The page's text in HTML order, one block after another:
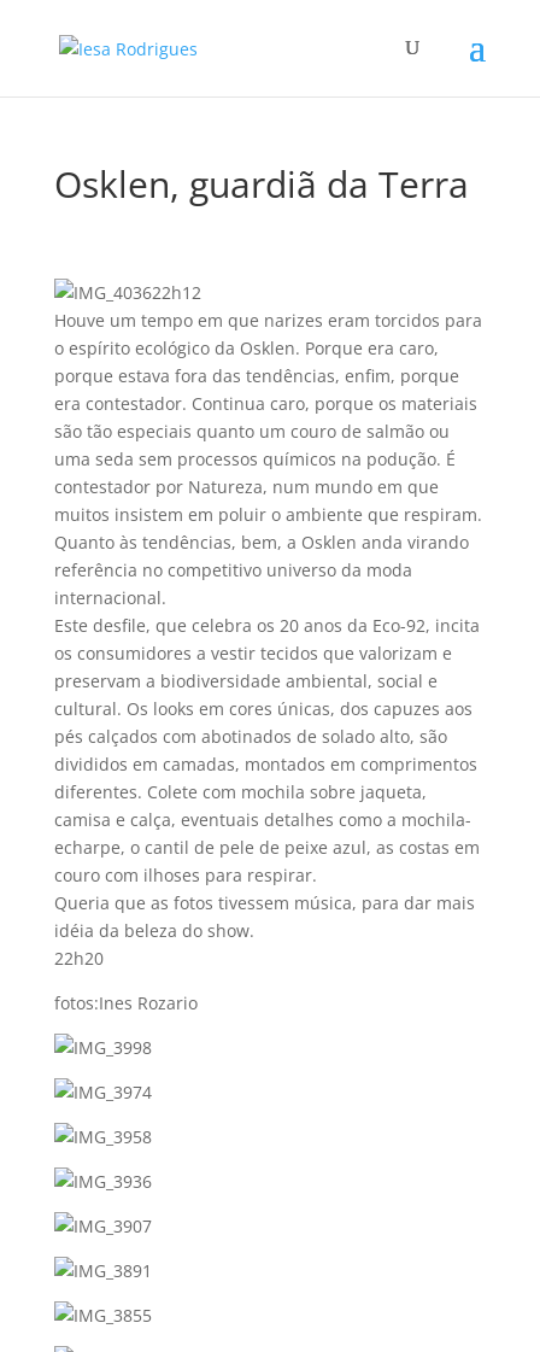
Osklen, guardiã da Terra
22h12
Houve um tempo em que narizes eram torcidos para
o espí­rito ecológico da Osklen. Porque era caro,
porque estava fora das tendências, enfim, porque
era contestador. Continua caro, porque os materiais
são tão especiais quanto um couro de salmão ou
uma seda sem processos quí­micos na podução. É
contestador por Natureza, num mundo em que
muitos insistem em poluir o ambiente que respiram.
Quanto às tendências, bem, a Osklen anda virando
referência no competitivo universo da moda
internacional.
Este desfile, que celebra os 20 anos da Eco-92, incita
os consumidores a vestir tecidos que valorizam e
preservam a biodiversidade ambiental, social e
cultural. Os looks em cores únicas, dos capuzes aos
pés calçados com abotinados de solado alto, são
divididos em camadas, montados em comprimentos
diferentes. Colete com mochila sobre jaqueta,
camisa e calça, eventuais detalhes como a mochila-
echarpe, o cantil de pele de peixe azul, as costas em
couro com ilhoses para respirar.
Queria que as fotos tivessem música, para dar mais
idéia da beleza do show.
22h20
fotos:Ines Rozario